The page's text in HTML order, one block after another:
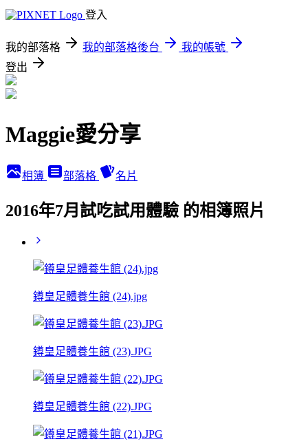
登入
我的部落格 我的部落格後台
我的帳號
登出
Maggie愛分享
相簿 部落格 名片
2016年7月試吃試用體驗 的相簿照片
鐏皇足體養生館 (24).jpg
鐏皇足體養生館 (23).JPG
鐏皇足體養生館 (22).JPG